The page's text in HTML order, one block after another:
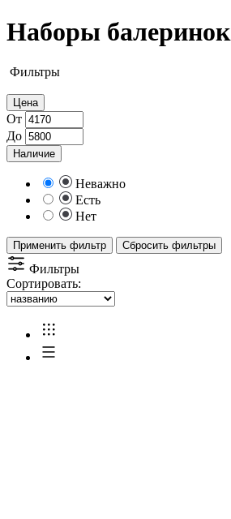
Наборы балеринок
Фильтры
Цена
От
До
Наличие
Неважно
Есть
Нет
Применить фильтр Сбросить фильтры
Фильтры
Сортировать: